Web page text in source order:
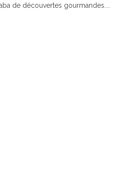
de découvertes gourmandes....